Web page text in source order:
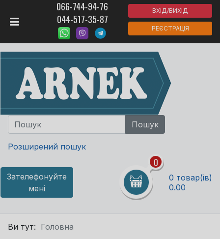
066-744-94-76
044-517-35-87
ВХІД/ВИХІД
РЕЄСТРАЦІЯ
Розширений пошук
Зателефонуйте
мені
0
0 товар(ів)
0.00
Ви тут: Головна